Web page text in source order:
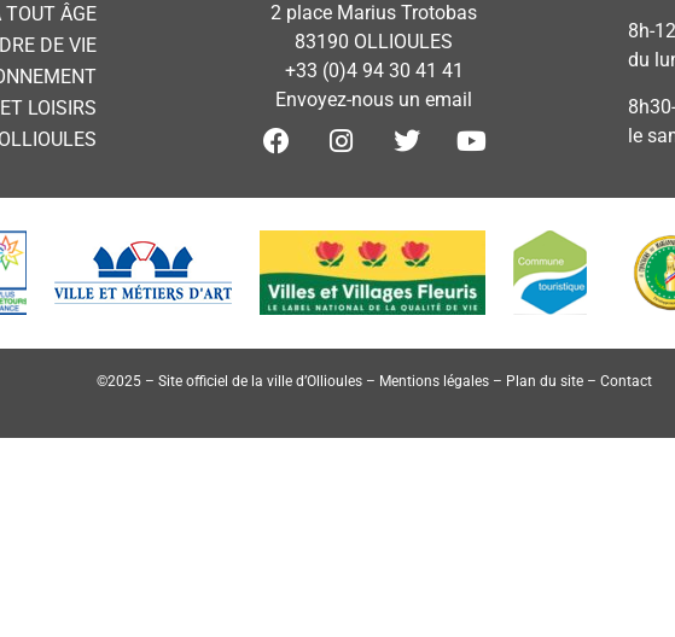
TOUT ÂGE
DE VIE
LOISIRS
2 place Marius Trotobas
83190 OLLIOULES
+33 (0)4 94 30 41 41
Envoyez-nous un email
8h-
du
le
©2025 – Site officiel de la ville d’Ollioules – Mentions légales – Plan du site – Contact